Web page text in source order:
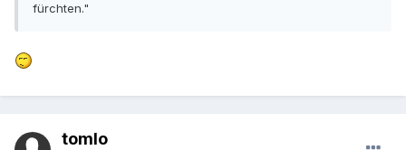
fürchten."
tomlo